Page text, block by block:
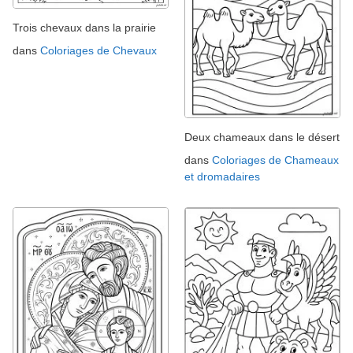
Trois chevaux dans la prairie
dans Coloriages de Chevaux
Deux chameaux dans le désert
dans Coloriages de Chameaux
et dromadaires